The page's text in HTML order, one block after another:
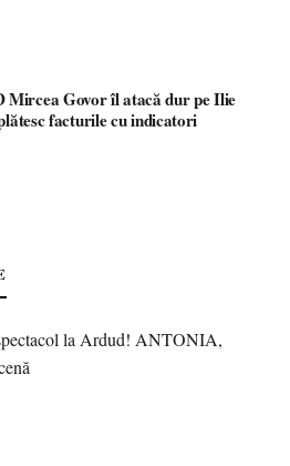
Mircea Govor îl atacă dur pe Ilie
facturile cu indicatori